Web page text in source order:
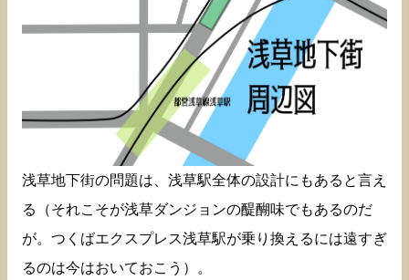
浅草地下街の問題は、浅草駅全体の設計にもあると言え
る（それこそが浅草ダンジョンの醍醐味でもあるのだ
が。つくばエクスプレス浅草駅が乗り換えるには遠すぎ
るのは今はおいておこう）。